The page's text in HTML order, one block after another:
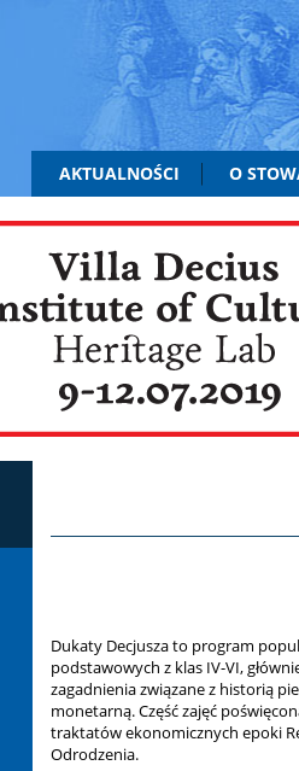
AKTUALNOŚCI O
Dukaty Decjusza to program
podstawowych z klas IV-VI,
zagadnienia związane z historią
monetarną. Część zajęć
traktatów ekonomicznych epoki
Odrodzenia.